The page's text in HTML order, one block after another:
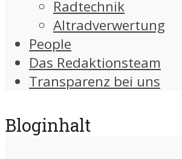
Radtechnik
Altradverwertung
People
Das Redaktionsteam
Transparenz bei uns
Bloginhalt